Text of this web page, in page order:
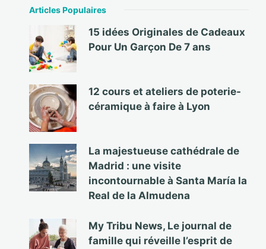
Articles Populaires
15 idées Originales de Cadeaux
Pour Un Garçon De 7 ans
12 cours et ateliers de poterie-
céramique à faire à Lyon
La majestueuse cathédrale de
Madrid : une visite
incontournable à Santa María la
Real de la Almudena
My Tribu News, Le journal de
famille qui réveille l’esprit de